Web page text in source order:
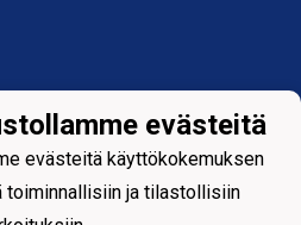
evästeitä
evästeitä käyttökokemuksen
toiminnallisiin ja tilastollisiin